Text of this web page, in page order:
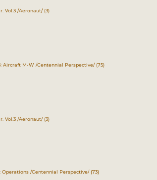
Vol.3 /Aeronaut/ (3)
M-W /Centennial Perspective/ (75)
Vol.3 /Aeronaut/ (3)
/Centennial Perspective/ (73)